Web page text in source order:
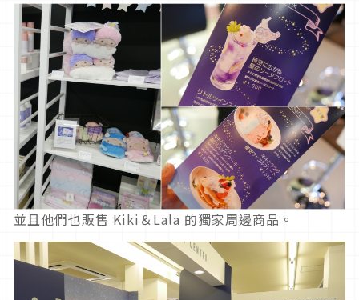
並且他們也販售 Kiki＆Lala 的獨家周邊商品。